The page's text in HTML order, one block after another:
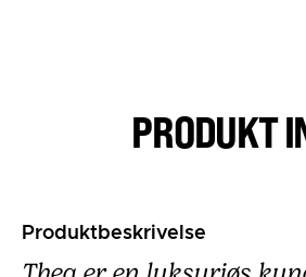
PRODUKT
Produktbeskrivelse